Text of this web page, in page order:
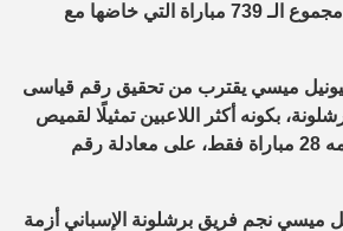
وحقق 517 إنتصار من مجموع الـ 739 مباراة التي خاضها مع
ميسي يقترب من تحقيق رقم قياسى
بكونه أكثر اللاعبين تمثيلًا لقميص
النادى، حيث يتبقى أمامه 28 مباراة فقط، على معادلة رقم
ميسي نجم فريق برشلونة الإسباني أزمة